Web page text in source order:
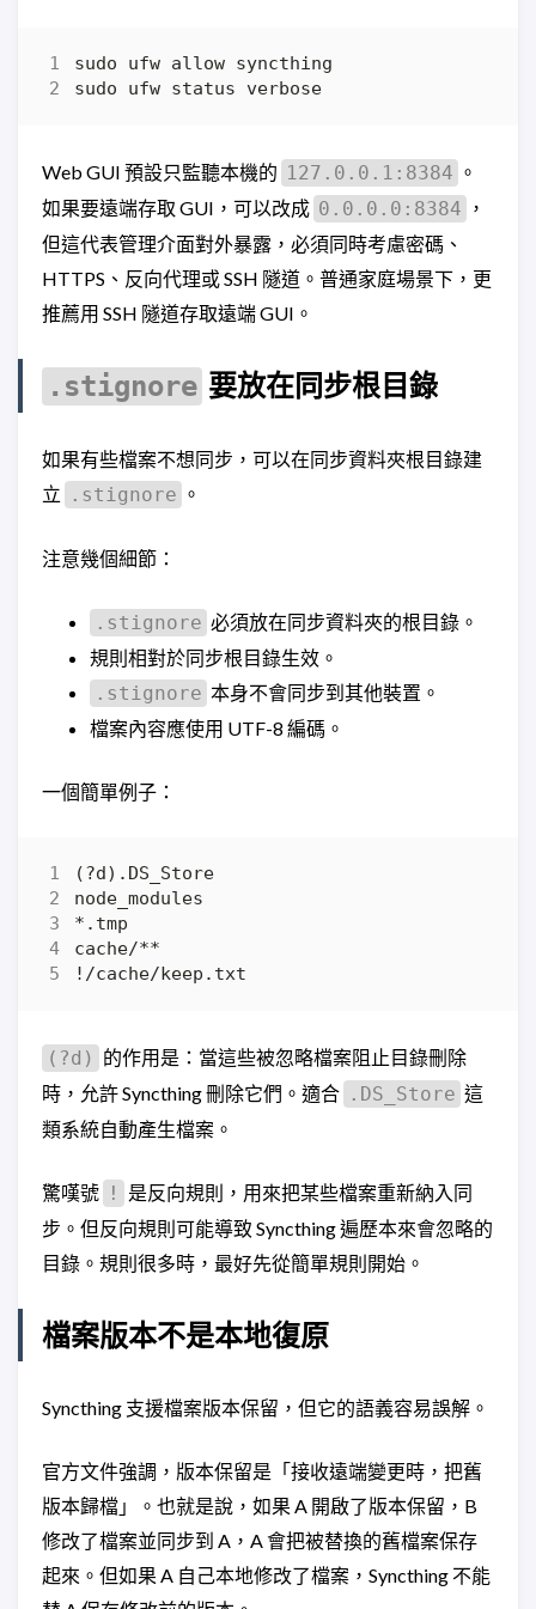
Web GUI 預設只監聽本機的 127.0.0.1:8384 。
如果要遠端存取 GUI，可以改成 0.0.0.0:8384 ，
但這代表管理介面對外暴露，必須同時考慮密碼、
HTTPS、反向代理或 SSH 隧道。普通家庭場景下，更
推薦用 SSH 隧道存取遠端 GUI。
.stignore 要放在同步根目錄
如果有些檔案不想同步，可以在同步資料夾根目錄建
立
.stignore 。
注意幾個細節：
.stignore 必須放在同步資料夾的根目錄。
規則相對於同步根目錄生效。
.stignore 本身不會同步到其他裝置。
檔案內容應使用 UTF-8 編碼。
一個簡單例子：
(?d) 的作用是：當這些被忽略檔案阻止目錄刪除
時，允許 Syncthing 刪除它們。適合 .DS_Store 這
類系統自動產生檔案。
驚嘆號 !
是反向規則，用來把某些檔案重新納入同
步。但反向規則可能導致 Syncthing 遍歷本來會忽略的
目錄。規則很多時，最好先從簡單規則開始。
檔案版本不是本地復原
Syncthing 支援檔案版本保留，但它的語義容易誤解。
官方文件強調，版本保留是「接收遠端變更時，把舊
版本歸檔」。也就是說，如果 A 開啟了版本保留，B
修改了檔案並同步到 A，A 會把被替換的舊檔案保存
起來。但如果 A 自己本地修改了檔案，Syncthing 不能